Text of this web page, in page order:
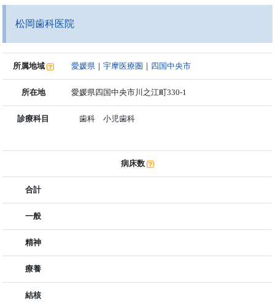
松岡歯科医院
所属地域 愛媛県 ｜宇摩医療圏 ｜ 四国中央市
所在地 愛媛県四国中央市川之江町330-1
診療科目 歯科 小児歯科
病床数
合計
一般
精神
療養
結核